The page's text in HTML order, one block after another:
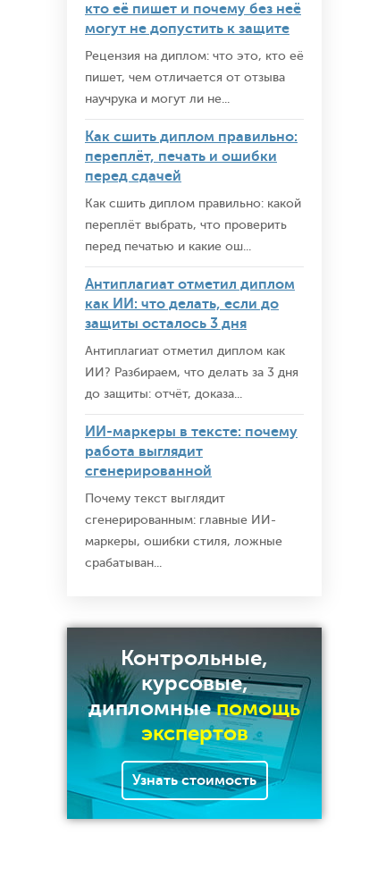
кто её пишет и почему без неё
могут не допустить к защите
Рецензия на диплом: что это, кто её
пишет, чем отличается от отзыва
научрука и могут ли не...
Как сшить диплом правильно:
переплёт, печать и ошибки
перед сдачей
Как сшить диплом правильно: какой
переплёт выбрать, что проверить
перед печатью и какие ош...
Антиплагиат отметил диплом
как ИИ: что делать, если до
защиты осталось 3 дня
Антиплагиат отметил диплом как
ИИ? Разбираем, что делать за 3 дня
до защиты: отчёт, доказа...
ИИ-маркеры в тексте: почему
работа выглядит
сгенерированной
Почему текст выглядит
сгенерированным: главные ИИ-
маркеры, ошибки стиля, ложные
срабатыван...
Контрольные,
курсовые,
дипломныепомощь
экспертов
Узнать стоимость